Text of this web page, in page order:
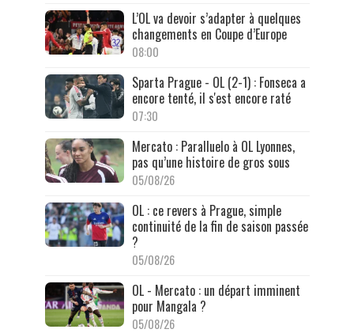
L’OL va devoir s’adapter à quelques
changements en Coupe d’Europe
08:00
Sparta Prague - OL (2-1) : Fonseca a
encore tenté, il s'est encore raté
07:30
Mercato : Paralluelo à OL Lyonnes,
pas qu’une histoire de gros sous
05/08/26
OL : ce revers à Prague, simple
continuité de la fin de saison passée
?
05/08/26
OL - Mercato : un départ imminent
pour Mangala ?
05/08/26